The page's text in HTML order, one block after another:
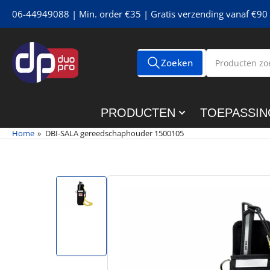
naar
content
06-44949088 | Min. order €35 | Gratis verzending vanaf €90
Alle tags
Producten
zoekenZoeken
PRODUCTEN
Home » DBI-SALA gereedschaphouder 1500105
Meteen
galerijweergave